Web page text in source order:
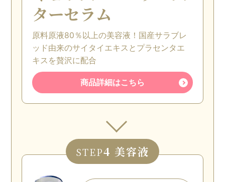
ターセラム
原料原液80％以上の美容液！国産サラブレ
ッド由来のサイタイエキスとプラセンタエ
キスを贅沢に配合
商品詳細はこちら
STEP4 美容液